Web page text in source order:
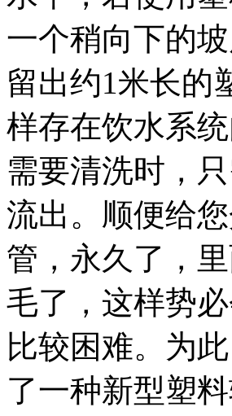
一个稍向下的
留出约1米长的
样存在饮水系
需要清洗时，
流出。顺便给
管，永久了，
毛了，这样势
比较困难。为
了一种新型塑